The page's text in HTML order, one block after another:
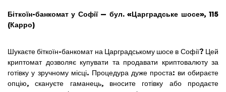
Біткоїн-банкомат у Софії — бул. «Царградське шосе», 115
(Карро)
Шукаєте біткоїн-банкомат на Царградському шосе в Софії? Цей
криптомат дозволяє купувати та продавати криптовалюту за
готівку у зручному місці. Процедура дуже проста: ви обираєте
опцію, скануєте гаманець, вносите готівку або продаєте